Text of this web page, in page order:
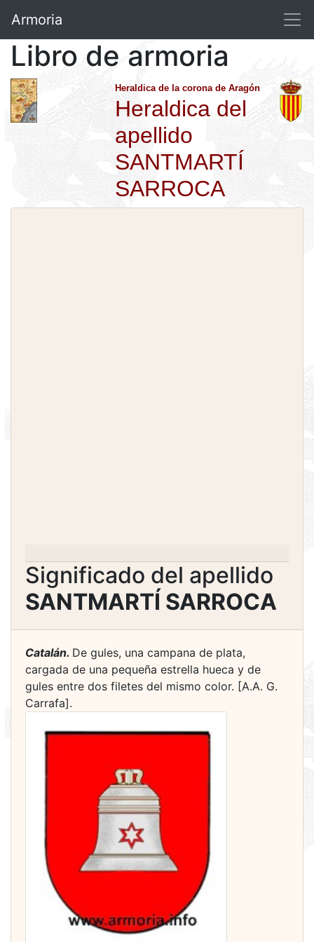
Armoria
Libro de armoria
Heraldica de la corona de Aragón
Heraldica del
apellido
SANTMARTÍ
SARROCA
Significado del apellido
SANTMARTÍ SARROCA
Catalán. De gules, una campana de plata,
cargada de una pequeña estrella hueca y de
gules entre dos filetes del mismo color. [A.A. G.
Carrafa].